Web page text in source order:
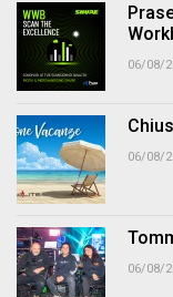
06/08/
06/08/
06/08/